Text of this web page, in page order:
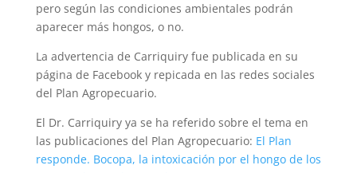
pero según las condiciones ambientales podrán
aparecer más hongos, o no.
La advertencia de Carriquiry fue publicada en su
página de Facebook y repicada en las redes sociales
del Plan Agropecuario.
El Dr. Carriquiry ya se ha referido sobre el tema en
las publicaciones del Plan Agropecuario: El Plan
responde. Bocopa, la intoxicación por el hongo de los